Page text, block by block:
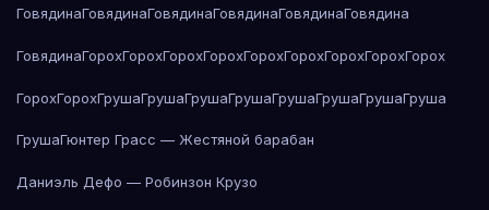
ГовядинаГовядинаГовядинаГовядинаГовядинаГовядина
ГовядинаГорохГорохГорохГорохГорохГорохГорохГорохГорох
ГорохГорохГрушаГрушаГрушаГрушаГрушаГрушаГрушаГруша
ГрушаГюнтер Грасс — Жестяной барабан
Даниэль Дефо — Робинзон Крузо